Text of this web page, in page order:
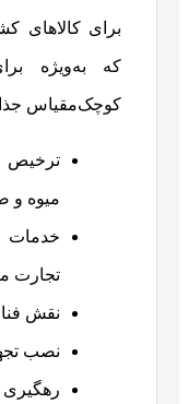
برای کالاهای
که به‌ویژه
کوچک‌مقیاس
ترخیص
میوه و
خدمات
تجارت
نقش
نصب